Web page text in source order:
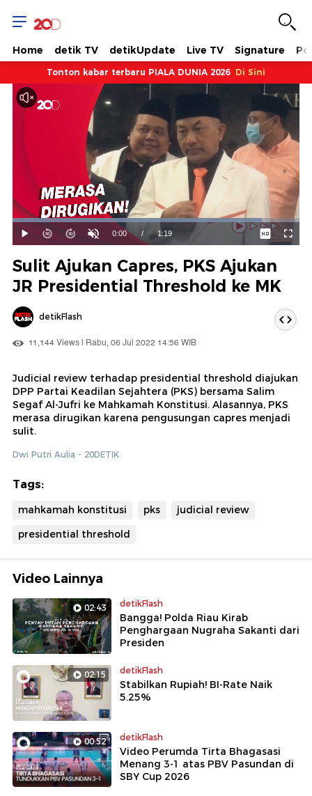
Home detik TV detikUpdate Live TV Signature
Tonton kabar terbaru PIALA DUNIA 2026 Di Sini
Mainkan
Suara
Hidup
Waktu
ini
0:00 / Durasi
1:19
Dimuat:
86.88%
Sulit Ajukan Capres, PKS Ajukan
JR Presidential Threshold ke MK
detikFlash
11,144 Views | Rabu, 06 Jul 2022 14:56 WIB
Judicial review terhadap presidential threshold diajukan
DPP Partai Keadilan Sejahtera (PKS) bersama Salim
Segaf Al-Jufri ke Mahkamah Konstitusi. Alasannya, PKS
merasa dirugikan karena pengusungan capres menjadi
sulit.
Dwi Putri Aulia - 20DETIK
Tags:
mahkamah konstitusi pks
judicial review
presidential threshold
Video Lainnya
02:43 detikFlash
Bangga! Polda Riau Kirab
Penghargaan Nugraha Sakanti dari
Presiden
02:15 detikFlash
Stabilkan Rupiah! BI-Rate Naik
5.25%
00:52 detikFlash
Video Perumda Tirta Bhagasasi
Menang 3-1 atas PBV Pasundan di
SBY Cup 2026